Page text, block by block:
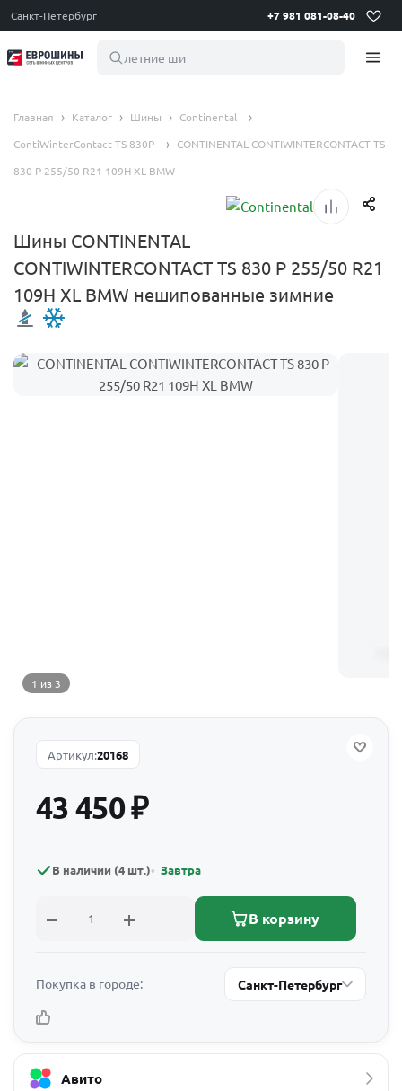
Санкт-Петербург +7 981 081-08-40
летние шины 195
Главная Каталог Шины
Continental
ContiWinterContact TS 830P
CONTINENTAL CONTIWINTERCONTACT TS
830 P 255/50 R21 109H XL BMW
Шины CONTINENTAL
CONTIWINTERCONTACT TS 830 P 255/50 R21
109H XL BMW нешипованные зимние
1 из 3
Артикул:20168
43 450₽
В наличии (4 шт.) Завтра
В корзину
Покупка в городе: Санкт-Петербург
Авито